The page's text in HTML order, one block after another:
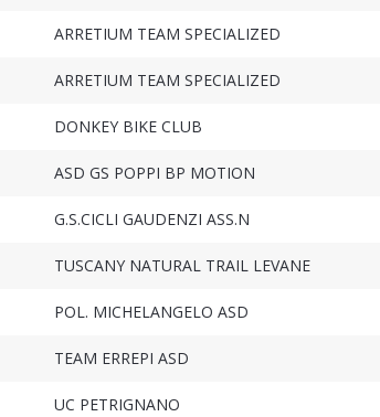
ARRETIUM TEAM SPECIALIZED
ARRETIUM TEAM SPECIALIZED
DONKEY BIKE CLUB
ASD GS POPPI BP MOTION
G.S.CICLI GAUDENZI ASS.N
TUSCANY NATURAL TRAIL LEVANE
POL. MICHELANGELO ASD
TEAM ERREPI ASD
UC PETRIGNANO